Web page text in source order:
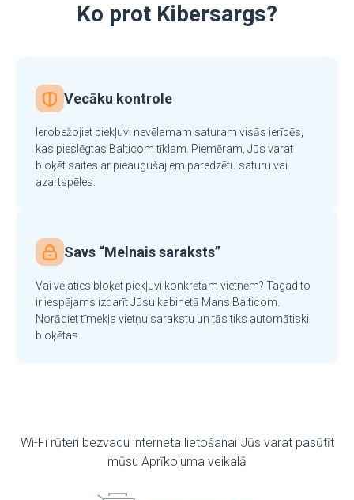
Ko prot Kibersargs?
Vecāku kontrole
Ierobežojiet piekļuvi nevēlamam saturam visās ierīcēs,
kas pieslēgtas Balticom tīklam. Piemēram, Jūs varat
bloķēt saites ar pieaugušajiem paredzētu saturu vai
azartspēles.
Savs “Melnais saraksts”
Vai vēlaties bloķēt piekļuvi konkrētām vietnēm? Tagad to
ir iespējams izdarīt Jūsu kabinetā Mans Balticom.
Norādiet tīmekļa vietņu sarakstu un tās tiks automātiski
bloķētas.
Wi-Fi rūteri bezvadu interneta lietošanai Jūs varat pasūtīt
mūsu Aprīkojuma veikalā